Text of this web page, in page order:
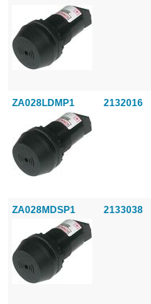
ZA028LDMP1 2132016
ZA028MDSP1 2133038